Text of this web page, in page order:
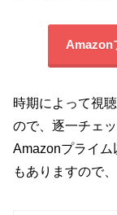
Amazon
時期によって視
ので、逐一チェ
Amazonプライ
もありますので